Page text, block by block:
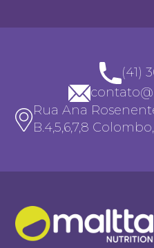
(41)
Rua Ana
B.4,5,6,7,8 Colombo,